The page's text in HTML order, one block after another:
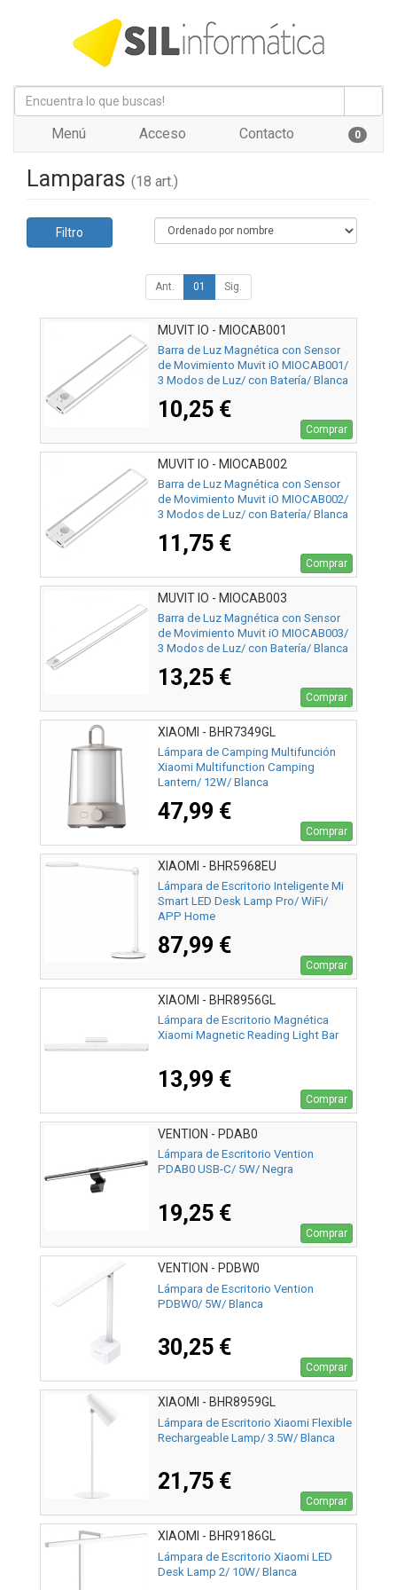
Menú Acceso Contacto 0
Lamparas (18 art.)
Filtro
Ant. 01 Sig.
MUVIT IO - MIOCAB001
Barra de Luz Magnética con Sensor
de Movimiento Muvit iO MIOCAB001/
3 Modos de Luz/ con Batería/ Blanca
10,25 €
Comprar
MUVIT IO - MIOCAB002
Barra de Luz Magnética con Sensor
de Movimiento Muvit iO MIOCAB002/
3 Modos de Luz/ con Batería/ Blanca
11,75 €
Comprar
MUVIT IO - MIOCAB003
Barra de Luz Magnética con Sensor
de Movimiento Muvit iO MIOCAB003/
3 Modos de Luz/ con Batería/ Blanca
13,25 €
Comprar
XIAOMI - BHR7349GL
Lámpara de Camping Multifunción
Xiaomi Multifunction Camping
Lantern/ 12W/ Blanca
47,99 €
Comprar
XIAOMI - BHR5968EU
Lámpara de Escritorio Inteligente Mi
Smart LED Desk Lamp Pro/ WiFi/
APP Home
87,99 €
Comprar
XIAOMI - BHR8956GL
Lámpara de Escritorio Magnética
Xiaomi Magnetic Reading Light Bar
13,99 €
Comprar
VENTION - PDAB0
Lámpara de Escritorio Vention
PDAB0 USB-C/ 5W/ Negra
19,25 €
Comprar
VENTION - PDBW0
Lámpara de Escritorio Vention
PDBW0/ 5W/ Blanca
30,25 €
Comprar
XIAOMI - BHR8959GL
Lámpara de Escritorio Xiaomi Flexible
Rechargeable Lamp/ 3.5W/ Blanca
21,75 €
Comprar
XIAOMI - BHR9186GL
Lámpara de Escritorio Xiaomi LED
Desk Lamp 2/ 10W/ Blanca